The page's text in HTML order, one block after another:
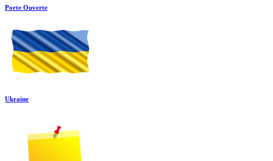
Porte Ouverte
Ukraine